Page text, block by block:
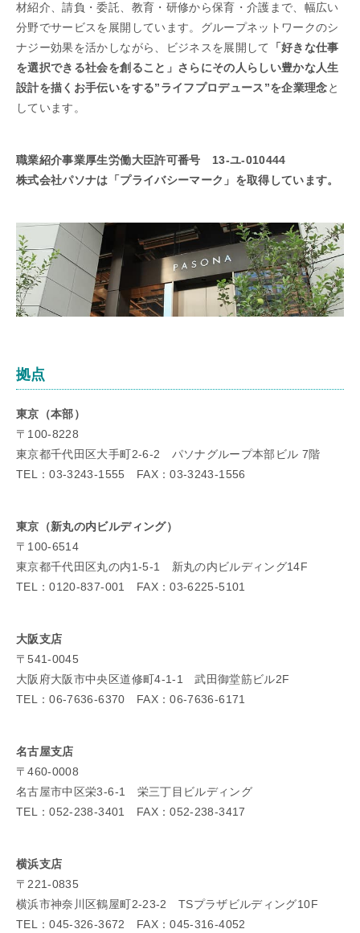
材紹介、請負・委託、教育・研修から保育・介護まで、幅広い
分野でサービスを展開しています。グループネットワークのシ
ナジー効果を活かしながら、ビジネスを展開して
「好きな仕事
を選択できる社会を創ること」さらにその人らしい豊かな人生
設計を描くお手伝いをする”ライフプロデュース”を企業理念と
しています。
職業紹介事業厚生労働大臣許可番号 13-ユ-010444
株式会社パソナは「プライバシーマーク」を取得しています。
拠点
東京（本部）
〒100-8228
東京都千代田区大手町2-6-2 パソナグループ本部ビル 7階
TEL：03-3243-1555 FAX：03-3243-1556
東京（新丸の内ビルディング）
〒100-6514
東京都千代田区丸の内1-5-1 新丸の内ビルディング14F
TEL：0120-837-001 FAX：03-6225-5101
大阪支店
〒541-0045
大阪府大阪市中央区道修町4-1-1 武田御堂筋ビル2F
TEL：06-7636-6370 FAX：06-7636-6171
名古屋支店
〒460-0008
名古屋市中区栄3-6-1 栄三丁目ビルディング
TEL：052-238-3401 FAX：052-238-3417
横浜支店
〒221-0835
横浜市神奈川区鶴屋町2-23-2 TSプラザビルディング10F
TEL：045-326-3672 FAX：045-316-4052